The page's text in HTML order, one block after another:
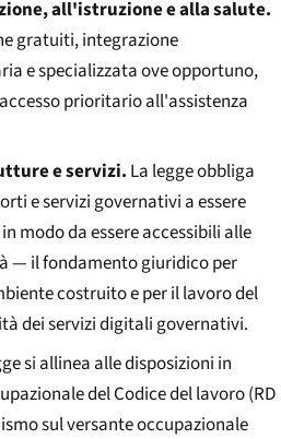
all'istruzione e alla salute.
gratuiti, integrazione
e specializzata ove opportuno,
prioritario all'assistenza
e servizi. La legge obbliga
e servizi governativi a essere
modo da essere accessibili alle
— il fondamento giuridico per
costruito e per il lavoro del
dei servizi digitali governativi.
si allinea alle disposizioni in
del Codice del lavoro (RD
sul versante occupazionale